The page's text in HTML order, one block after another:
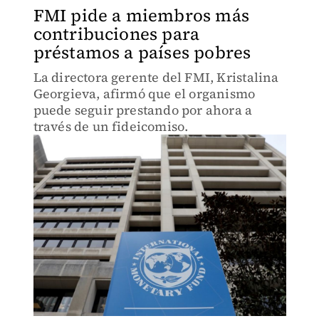
FMI pide a miembros más
contribuciones para
préstamos a países pobres
La directora gerente del FMI, Kristalina
Georgieva, afirmó que el organismo
puede seguir prestando por ahora a
través de un fideicomiso.